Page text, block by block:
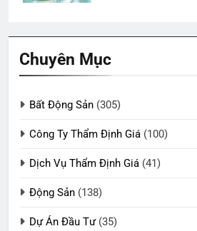
Chuyên Mục
Bất Động Sản (305)
Công Ty Thẩm Định Giá (100)
Dịch Vụ Thẩm Định Giá (41)
Động Sản (138)
Dự Án Đầu Tư(35)